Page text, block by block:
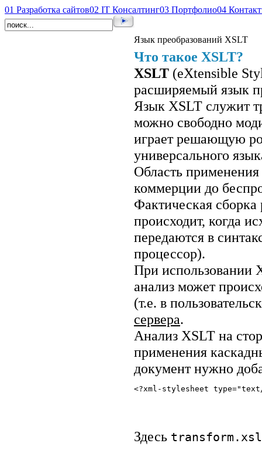
01 Разработка сайтов02 IT Консалтинг03 Портфолио04
Язык преобразований XSLT
Что такое XSLT?
XSLT (eXtensible
расширяемый язык
Язык XSLT служит
можно свободно
играет решающую
универсального
Область
коммерции до
Фактическая
происходит, когда
передаются в
процессор).
При использовании
анализ может
(т.е. в
сервера.
Анализ XSLT на
применения
документ нужно
<?xml-stylesheet
Здесь transform.xsl